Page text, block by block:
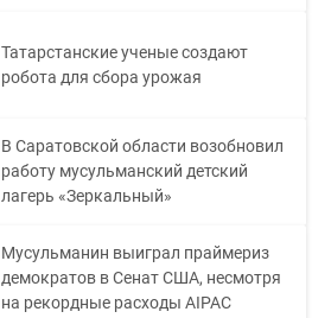
Татарстанские ученые создают
робота для сбора урожая
В Саратовской области возобновил
работу мусульманский детский
лагерь «Зеркальный»
Мусульманин выиграл праймериз
демократов в Сенат США, несмотря
на рекордные расходы AIPAC